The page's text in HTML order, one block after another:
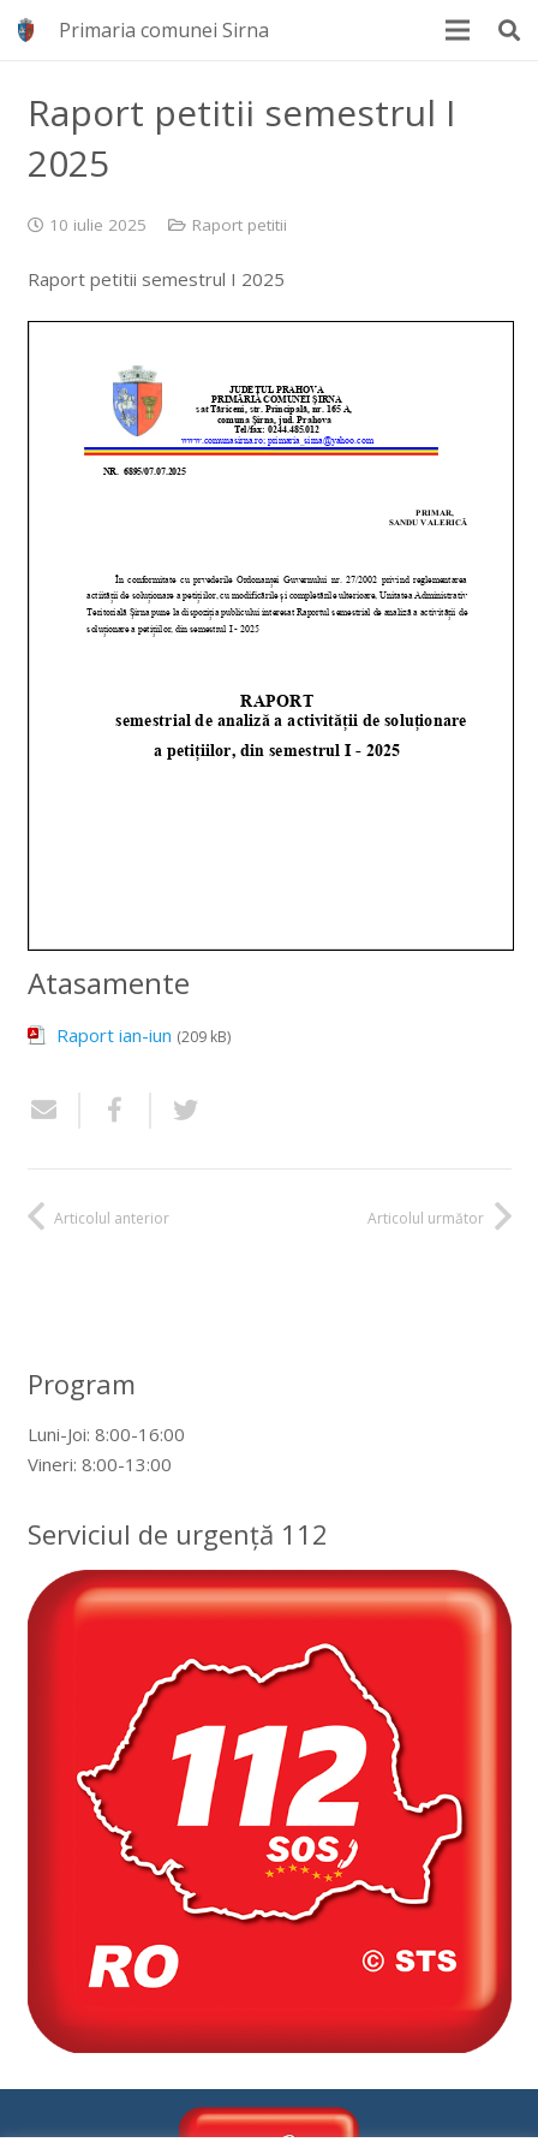
Primaria comunei Sirna
Raport petitii semestrul I
2025
10 iulie 2025 Raport petitii
Raport petitii semestrul I 2025
Atasamente
Raport ian-iun (209 kB)
Articolul anterior Articolul următor
Program
Luni-Joi: 8:00-16:00
Vineri: 8:00-13:00
Serviciul de urgență 112